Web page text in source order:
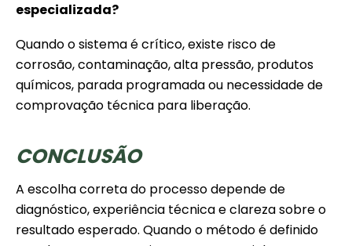
especializada?
Quando o sistema é crítico, existe risco de
corrosão, contaminação, alta pressão, produtos
químicos, parada programada ou necessidade de
comprovação técnica para liberação.
CONCLUSÃO
A escolha correta do processo depende de
diagnóstico, experiência técnica e clareza sobre o
resultado esperado. Quando o método é definido